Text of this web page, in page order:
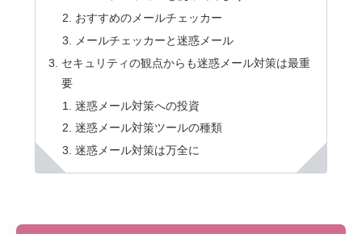
おすすめのメールチェッカー
メールチェッカーと迷惑メール
セキュリティの観点からも迷惑メール対策は最重
要
迷惑メール対策への投資
迷惑メール対策ツールの種類
迷惑メール対策は万全に